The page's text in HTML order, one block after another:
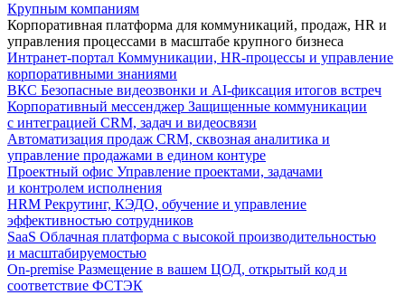
Крупным компаниям
Корпоративная платформа для коммуникаций, продаж, HR и
управления процессами в масштабе крупного бизнеса
Интранет-портал Коммуникации, HR-процессы и управление
корпоративными знаниями
ВКС Безопасные видеозвонки и AI-фиксация итогов встреч
Корпоративный мессенджер Защищенные коммуникации
с интеграцией CRM, задач и видеосвязи
Автоматизация продаж CRM, сквозная аналитика и
управление продажами в едином контуре
Проектный офис Управление проектами, задачами
и контролем исполнения
HRM Рекрутинг, КЭДО, обучение и управление
эффективностью сотрудников
SaaS Облачная платформа с высокой производительностью
и масштабируемостью
On-premise Размещение в вашем ЦОД, открытый код и
соответствие ФСТЭК